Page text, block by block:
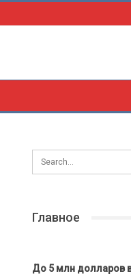
Главное
До 5 млн долларов